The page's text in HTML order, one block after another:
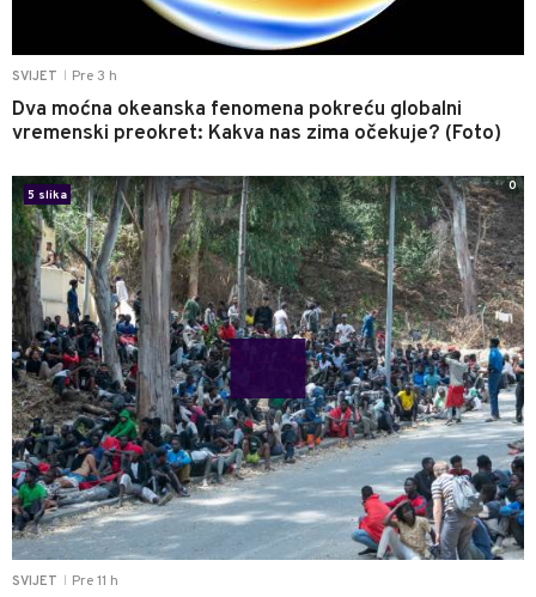
SVIJET Pre 3 h
Dva moćna okeanska fenomena pokreću globalni
vremenski preokret: Kakva nas zima očekuje? (Foto)
SVIJET Pre 11 h
5 slika
0